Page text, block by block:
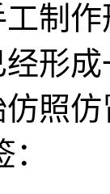
制
形
仿照